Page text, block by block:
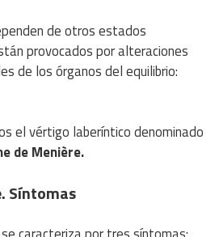
de otros estados
provocados por alteraciones
de los órganos del equilibrio:
el vértigo laberíntico denominado
de Menière.
Síntomas